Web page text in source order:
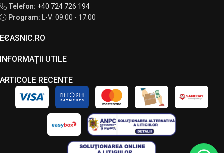
Telefon: +40 724 726 194
Program:
L-V: 09:00 - 17:00
ECASNIC.RO
INFORMAȚII UTILE
ARTICOLE RECENTE